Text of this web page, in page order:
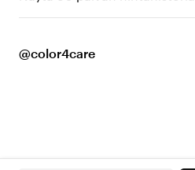
@color4care